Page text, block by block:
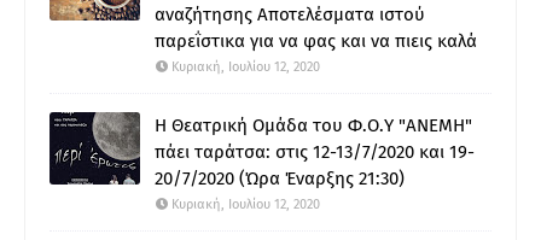
αναζήτησης Αποτελέσματα ιστού
παρεΐστικα για να φας και να πιεις καλά
Κυριακή, Ιουλίου 12, 2020
Η Θεατρική Ομάδα του Φ.Ο.Υ "ΑΝΕΜΗ"
πάει ταράτσα: στις 12-13/7/2020 και 19-
20/7/2020 (Ώρα Έναρξης 21:30)
Κυριακή, Ιουλίου 12, 2020